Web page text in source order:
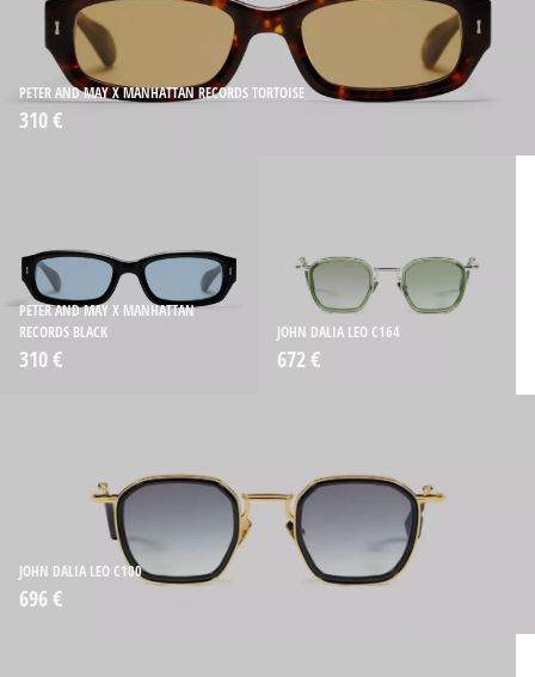
PETER AND MAY X MANHATTAN RECORDS TORTOISE
310 €
PETER AND MAY X MANHATTAN
RECORDS BLACK
310 €
JOHN DALIA LEO C164
672 €
JOHN DALIA LEO C100
696 €